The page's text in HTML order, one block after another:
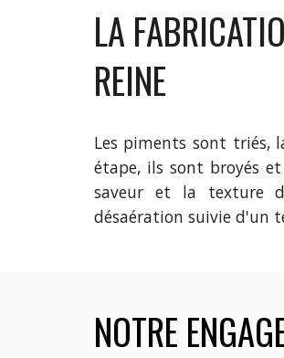
LA
REINE
Les piments sont triés,
étape, ils sont broyés
saveur et la texture
désaération suivie d'un
NOTRE